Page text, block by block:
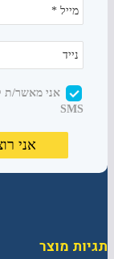
תגיות מוצר